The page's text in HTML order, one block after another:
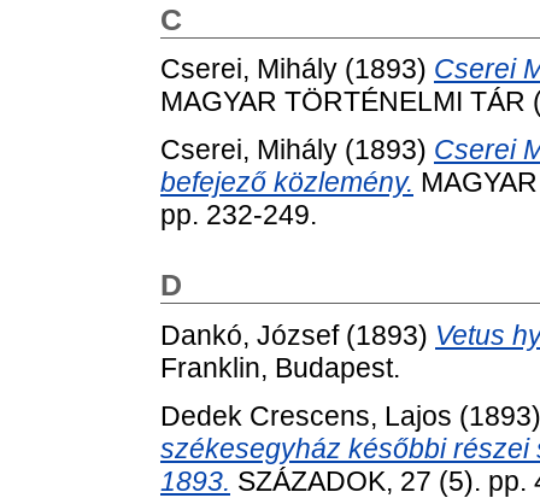
C
Cserei, Mihály (1893) Cserei
MAGYAR TÖRTÉNELMI
Cserei, Mihály (1893) Cserei
befejező közlemény.
pp. 232-249.
D
Dankó, József(1893) Vetus
Franklin, Budapest.
Dedek Crescens, Lajos
székesegyház későbbi részei
1893. SZÁZADOK, 27 (5).